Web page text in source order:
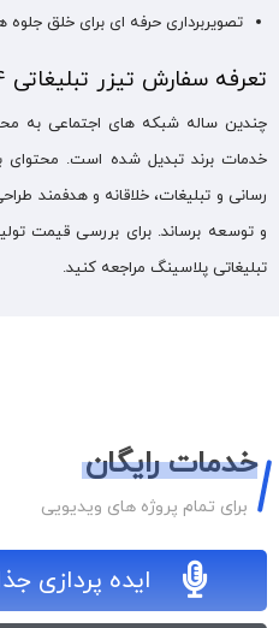
تصویربرداری حرفه ‌ای برای خلق
تعرفه سفارش تیزر تبلیغاتی 1404
چندین ساله شبکه های اجتماعی به
خدمات برند تبدیل شده است. محتوای
رسانی و تبلیغات، خلاقانه و هدفمند
و توسعه برساند. برای بررسی قیمت
تبلیغاتی پلاسینگ مراجعه کنید.
خدمات رایگان
برای تمام پروژه های ویدیویی
ایده پردازی